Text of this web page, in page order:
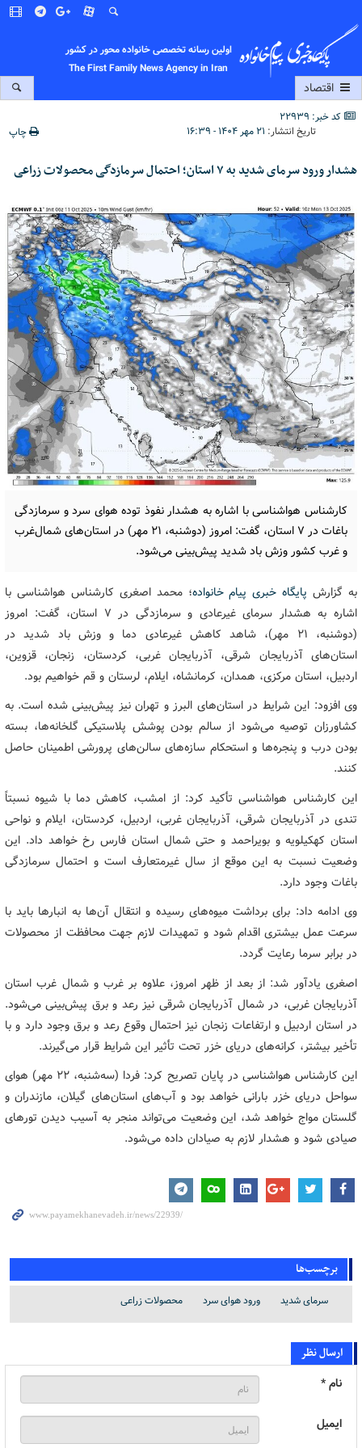
اولین رسانه تخصصی خانواده محور در کشور
The First Family News Agency in Iran
اقتصاد
کد خبر: 22939
تاریخ انتشار: ۲۱ مهر ۱۴۰۴ - ۱۶:۳۹ چاپ
هشدار ورود سرمای شدید به ۷ استان؛ احتمال سرمازدگی محصولات زراعی
کارشناس هواشناسی با اشاره به هشدار نفوذ توده هوای سرد و سرمازدگی
باغات در ۷ استان، گفت: امروز (دوشنبه، ۲۱ مهر) در استان‌های شمال‌غرب
و غرب کشور وزش باد شدید پیش‌بینی می‌شود.
به گزارش پایگاه خبری پیام خانواده؛ محمد اصغری کارشناس هواشناسی با
اشاره به هشدار سرمای غیرعادی و سرمازدگی در ۷ استان، گفت: امروز
(دوشنبه، ۲۱ مهر)، شاهد کاهش غیرعادی دما و وزش باد شدید در
استان‌های آذربایجان شرقی، آذربایجان غربی، کردستان، زنجان، قزوین،
اردبیل، استان مرکزی، همدان، کرمانشاه، ایلام، لرستان و قم خواهیم بود.
وی افزود: این شرایط در استان‌های البرز و تهران نیز پیش‌بینی شده است. به
کشاورزان توصیه می‌شود از سالم بودن پوشش پلاستیکی گلخانه‌ها، بسته
بودن درب و پنجره‌ها و استحکام سازه‌های سالن‌های پرورشی اطمینان حاصل
کنند.
این کارشناس هواشناسی تأکید کرد: از امشب، کاهش دما با شیوه نسبتاً
تندی در آذربایجان شرقی، آذربایجان غربی، اردبیل، کردستان، ایلام و نواحی
استان کهکیلویه و بویراحمد و حتی شمال استان فارس رخ خواهد داد. این
وضعیت نسبت به این موقع از سال غیرمتعارف است و احتمال سرمازدگی
باغات وجود دارد.
وی ادامه داد: برای برداشت میوه‌های رسیده و انتقال آن‌ها به انبارها باید با
سرعت عمل بیشتری اقدام شود و تمهیدات لازم جهت محافظت از محصولات
در برابر سرما رعایت گردد.
اصغری یادآور شد: از بعد از ظهر امروز، علاوه بر غرب و شمال غرب استان
آذربایجان غربی، در شمال آذربایجان شرقی نیز رعد و برق پیش‌بینی می‌شود.
در استان اردبیل و ارتفاعات زنجان نیز احتمال وقوع رعد و برق وجود دارد و با
تأخیر بیشتر، کرانه‌های دریای خزر تحت تأثیر این شرایط قرار می‌گیرند.
این کارشناس هواشناسی در پایان تصریح کرد: فردا (سه‌شنبه، ۲۲ مهر) هوای
سواحل دریای خزر بارانی خواهد بود و آب‌های استان‌های گیلان، مازندران و
گلستان مواج خواهد شد، این وضعیت می‌تواند منجر به آسیب دیدن تورهای
صیادی شود و هشدار لازم به صیادان داده می‌شود.
برچسب‌ها
سرمای شدید ورود هوای سرد محصولات زراعی
ارسال نظر
نام *
ایمیل